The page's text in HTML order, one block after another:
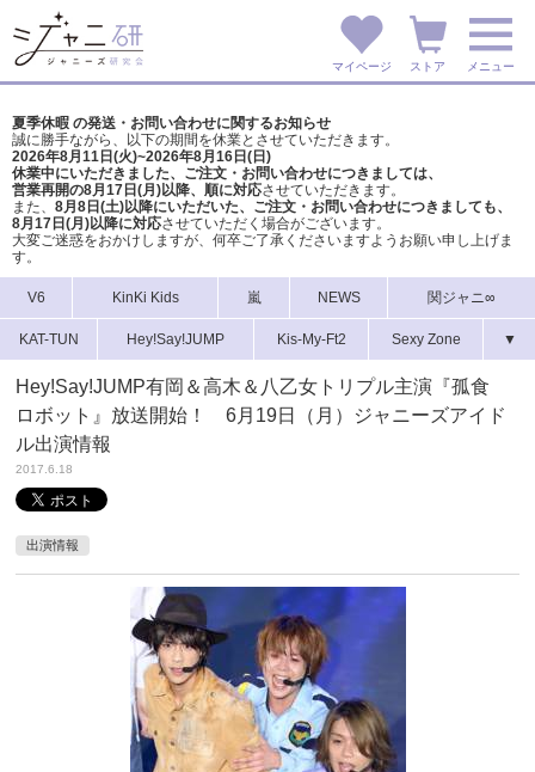
マイページ ストア メニュー
夏季休暇 の発送・お問い合わせに関するお知らせ
誠に勝手ながら、以下の期間を休業とさせていただきます。
2026年8月11日(火)~2026年8月16日(日)
休業中にいただきました、ご注文・お問い合わせにつきましては、
営業再開の8月17日(月)以降、順に対応させていただきます。
また、 8月8日(土)以降にいただいた、ご注文・ お問い合わせにつきましても、
8月17日(月)以降に対応させていただく場合がございます。
大変ご迷惑をおかけしますが、 何卒ご了承くださいますようお願い申し上げま
す。
V6 KinKi Kids 嵐 NEWS 関ジャニ∞
KAT-TUN Hey!Say!JUMP Kis-My-Ft2 Sexy Zone ▼
Hey!Say!JUMP有岡＆高木＆八乙女トリプル主演『孤食
ロボット』放送開始！ 6月19日（月）ジャニーズアイド
ル出演情報
2017.6.18
出演情報